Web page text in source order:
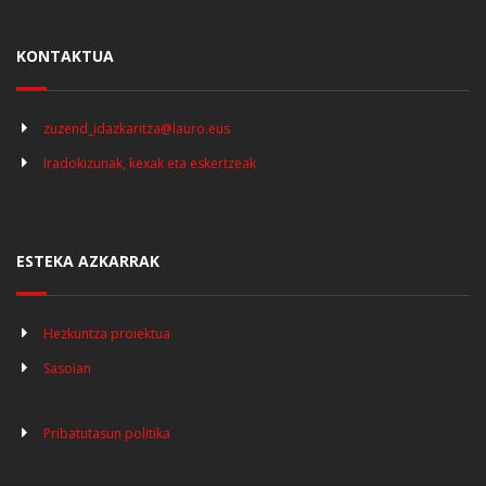
KONTAKTUA
zuzend_idazkaritza@lauro.eus
Iradokizunak, kexak eta eskertzeak
ESTEKA AZKARRAK
Hezkuntza proiektua
Sasoian
Pribatutasun politika